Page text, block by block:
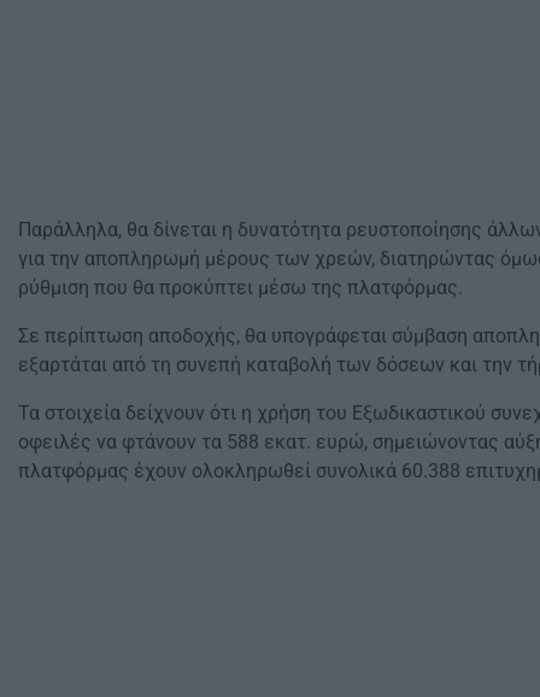
Παράλληλα, θα δίνεται η δυνατότητα ρευστοποίησης
για την αποπληρωμή μέρους των χρεών, διατηρώντας
ρύθμιση που θα προκύπτει μέσω της πλατφόρμας.
Σε περίπτωση αποδοχής, θα υπογράφεται σύμβαση
εξαρτάται από τη συνεπή καταβολή των δόσεων και την
Τα στοιχεία δείχνουν ότι η χρήση του Εξωδικαστικού
οφειλές να φτάνουν τα 588 εκατ. ευρώ, σημειώνοντας
πλατφόρμας έχουν ολοκληρωθεί συνολικά 60.388